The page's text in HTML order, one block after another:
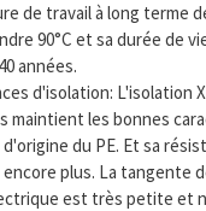
de travail à long terme
90°C et sa durée de
années.
d'isolation: L'isolation
maintient les bonnes
du PE. Et sa
plus. La tangente
est très petite et